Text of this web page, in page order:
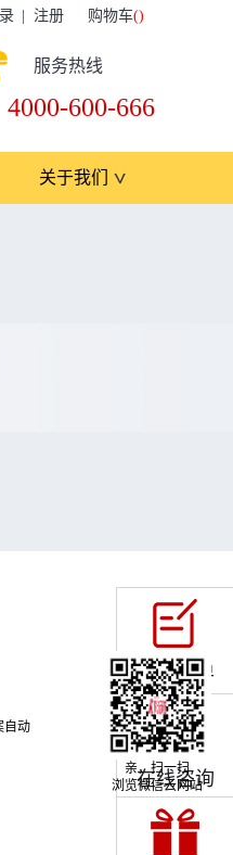
购物车()
注册
服务热线
4000-600-666
关于我们
自动
芯
快速下单
在线咨询
亲，扫一扫
浏览微信云网站